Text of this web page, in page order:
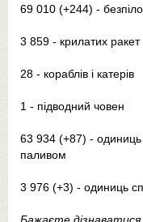
69 010 (+244) -
3 859 - крилатих ракет
28 - кораблів і катерів
1 - підводний човен
63 934 (+87) - одиниць
паливом
3 976 (+3) - одиниць
Бажаєте дізнаватися